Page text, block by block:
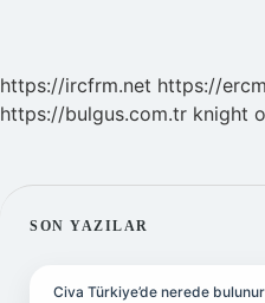
https://ircfrm.net https://
https://bulgus.com.tr knight
SIDEBAR
SON YAZILAR
Civa Türkiye’de nerede